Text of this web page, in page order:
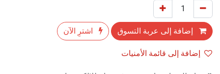
إضافة إلى عربة التسوق
اشترِ الآن
إضافة إلى قائمة الأمنيات